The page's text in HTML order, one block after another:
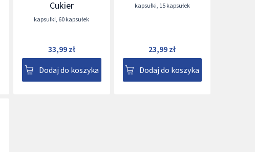
Cukier
kapsułki, 60 kapsułek
33,99 zł
Dodaj do koszyka
kapsułki, 15 kapsułek
23,99 zł
Dodaj do koszyka